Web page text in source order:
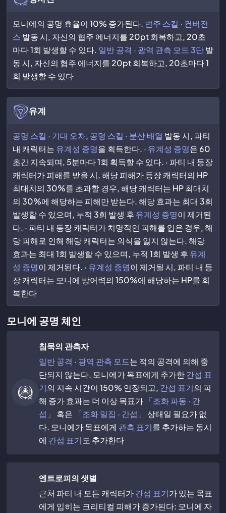
모니에의 공명 효율이 10% 증가된다. 변주 스킬 · 컨버전
스 발동 시, 자신의 협주 에너지를 20pt 회복하고, 20초
마다 1회 발생할 수 있다. 일반 공격 · 광역 관측 모드 3단발
동 시, 자신의 협주 에너지를 20pt 회복하고, 20초마다 1
회 발생할 수 있다
유계
공명 스킬 · 기대 오차, 공명 스킬 · 분산 배열 발동 시, 파티
내 캐릭터는 유계성 증명을 획득한다. · 유계성 증명은 60
초간 지속되며, 5분마다 1회 획득할 수 있다. · 파티 내 등장
캐릭터가 피해를 받을 시, 해당 피해가 등장 캐릭터의 HP
최대치의 30%를 초과할 경우, 해당 캐릭터는 HP 최대치
의 30%에 해당하는 피해만 받는다. 해당 효과는 최대 3회
발생할 수 있으며, 누적 3회 발생 후 유계성 증명이 제거된
다. · 파티 내 등장 캐릭터가 치명적인 피해를 입은 경우, 해
당 피해로 인해 해당 캐릭터는 의식을 잃지 않는다. 해당
효과는 최대 1회 발생할 수 있으며, 누적 1회 발생 후 유계
성 증명이 제거된다. · 유계성 증명이 제거될 시, 파티 내 등
장 캐릭터는 모니에 방어력의 150%에 해당하는 HP를 회
복한다
모니에 공명 체인
침묵의 관측자
일반 공격 · 광역 관측 모드는 적의 공격에 의해 중
단되지 않는다. 모니에가 목표에게 추가한간섭 표
기의 지속 시간이 150% 연장되고, 간섭 표기의 피
해 증가 효과는 더 이상 목표가 「조화 파동 · 간
섭」
혹은 「조화 밀집 · 간섭」
상태일 필요가 없
다. 모니에가 목표에게 관측 표기를 추가하는 동시
에 간섭 표기 도 추가한다
엔트로피의 샛별
근처 파티 내 모든 캐릭터가간섭 표기가 있는 목표
에게 입히는 크리티컬 피해가 증가된다: 모니에 자